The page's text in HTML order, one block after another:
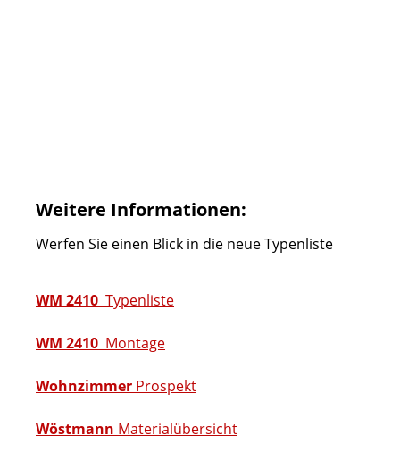
Weitere Informationen:
Werfen Sie einen Blick in die neue Typenliste
WM 2410 Typenliste
WM 2410 Montage
Wohnzimmer Prospekt
Wöstmann Materialübersicht